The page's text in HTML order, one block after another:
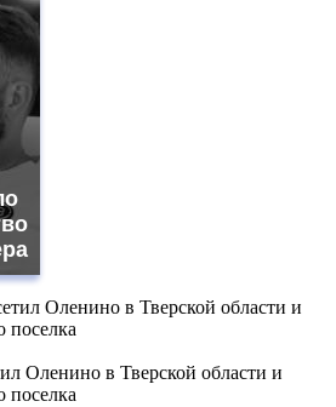
Оленино в Тверской области и
поселка